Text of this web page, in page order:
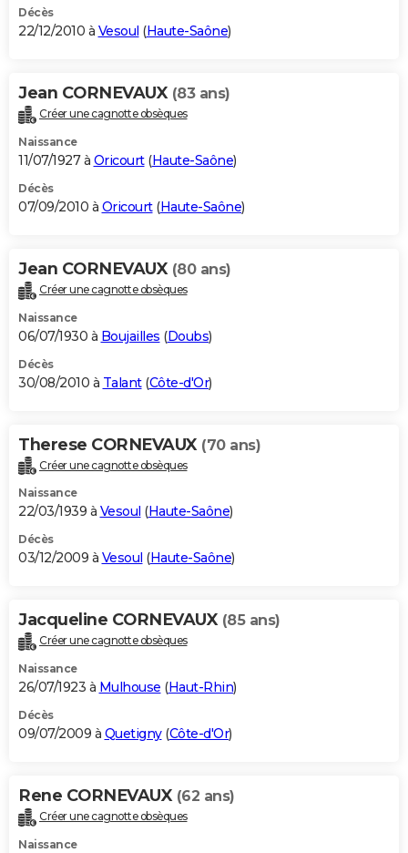
Décès
22/12/2010 à Vesoul (Haute-Saône)
Jean CORNEVAUX (83 ans)
Créer une cagnotte obsèques
Naissance
11/07/1927 à Oricourt(Haute-Saône)
Décès
07/09/2010 à Oricourt(Haute-Saône)
Jean CORNEVAUX (80 ans)
Créer une cagnotte obsèques
Naissance
06/07/1930 à Boujailles (Doubs)
Décès
30/08/2010 à Talant(Côte-d'Or)
Therese CORNEVAUX (70 ans)
Créer une cagnotte obsèques
Naissance
22/03/1939 à Vesoul (Haute-Saône)
Décès
03/12/2009 à Vesoul (Haute-Saône)
Jacqueline CORNEVAUX (85 ans)
Créer une cagnotte obsèques
Naissance
26/07/1923 à Mulhouse (Haut-Rhin)
Décès
09/07/2009 à Quetigny(Côte-d'Or)
Rene CORNEVAUX (62 ans)
Créer une cagnotte obsèques
Naissance